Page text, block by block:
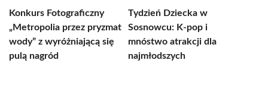
Konkurs Fotograficzny
„Metropolia przez pryzmat
wody” z wyróżniającą się
pulą nagród
Tydzień Dziecka w
Sosnowcu: K-pop i
mnóstwo atrakcji dla
najmłodszych